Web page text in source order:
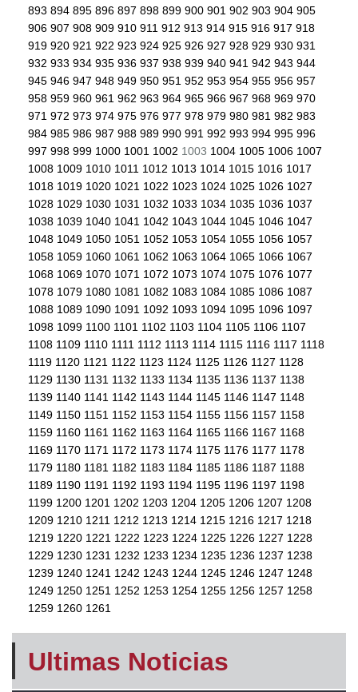
893 894 895 896 897 898 899 900 901 902 903 904 905
906 907 908 909 910 911 912 913 914 915 916 917 918
919 920 921 922 923 924 925 926 927 928 929 930 931
932 933 934 935 936 937 938 939 940 941 942 943 944
945 946 947 948 949 950 951 952 953 954 955 956 957
958 959 960 961 962 963 964 965 966 967 968 969 970
971 972 973 974 975 976 977 978 979 980 981 982 983
984 985 986 987 988 989 990 991 992 993 994 995 996
997 998 999 1000 1001 1002 1003 1004 1005 1006 1007
1008 1009 1010 1011 1012 1013 1014 1015 1016 1017
1018 1019 1020 1021 1022 1023 1024 1025 1026 1027
1028 1029 1030 1031 1032 1033 1034 1035 1036 1037
1038 1039 1040 1041 1042 1043 1044 1045 1046 1047
1048 1049 1050 1051 1052 1053 1054 1055 1056 1057
1058 1059 1060 1061 1062 1063 1064 1065 1066 1067
1068 1069 1070 1071 1072 1073 1074 1075 1076 1077
1078 1079 1080 1081 1082 1083 1084 1085 1086 1087
1088 1089 1090 1091 1092 1093 1094 1095 1096 1097
1098 1099 1100 1101 1102 1103 1104 1105 1106 1107
1108 1109 1110 1111 1112 1113 1114 1115 1116 1117 1118
1119 1120 1121 1122 1123 1124 1125 1126 1127 1128
1129 1130 1131 1132 1133 1134 1135 1136 1137 1138
1139 1140 1141 1142 1143 1144 1145 1146 1147 1148
1149 1150 1151 1152 1153 1154 1155 1156 1157 1158
1159 1160 1161 1162 1163 1164 1165 1166 1167 1168
1169 1170 1171 1172 1173 1174 1175 1176 1177 1178
1179 1180 1181 1182 1183 1184 1185 1186 1187 1188
1189 1190 1191 1192 1193 1194 1195 1196 1197 1198
1199 1200 1201 1202 1203 1204 1205 1206 1207 1208
1209 1210 1211 1212 1213 1214 1215 1216 1217 1218
1219 1220 1221 1222 1223 1224 1225 1226 1227 1228
1229 1230 1231 1232 1233 1234 1235 1236 1237 1238
1239 1240 1241 1242 1243 1244 1245 1246 1247 1248
1249 1250 1251 1252 1253 1254 1255 1256 1257 1258
1259 1260 1261
Ultimas Noticias